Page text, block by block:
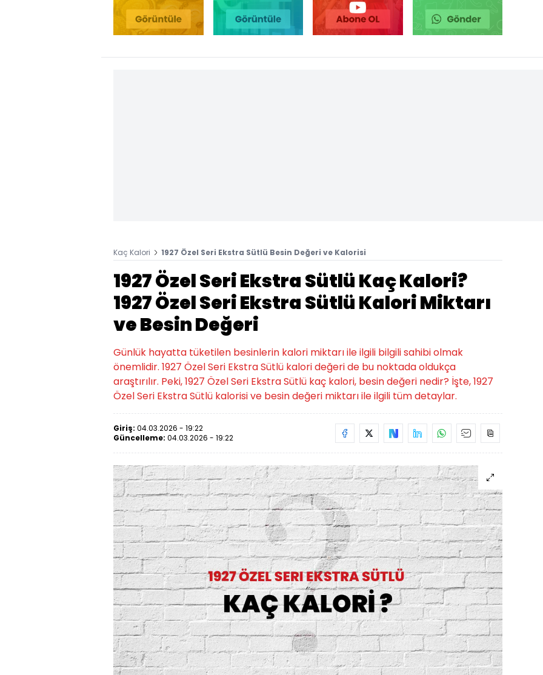
Kaç Kalori 1927 Özel Seri Ekstra Sütlü Besin Değeri ve Kalorisi
1927 Özel Seri Ekstra Sütlü Kaç Kalori?
1927 Özel Seri Ekstra Sütlü Kalori Miktarı
ve Besin Değeri
Günlük hayatta tüketilen besinlerin kalori miktarı ile ilgili bilgili sahibi olmak
önemlidir. 1927 Özel Seri Ekstra Sütlü kalori değeri de bu noktada oldukça
araştırılır. Peki, 1927 Özel Seri Ekstra Sütlü kaç kalori, besin değeri nedir? İşte, 1927
Özel Seri Ekstra Sütlü kalorisi ve besin değeri miktarı ile ilgili tüm detaylar.
Giriş: 04.03.2026 - 19:22
Güncelleme: 04.03.2026 - 19:22